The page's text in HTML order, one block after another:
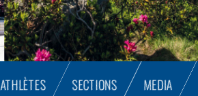
ATHLÈTES SECTIONS MEDIA